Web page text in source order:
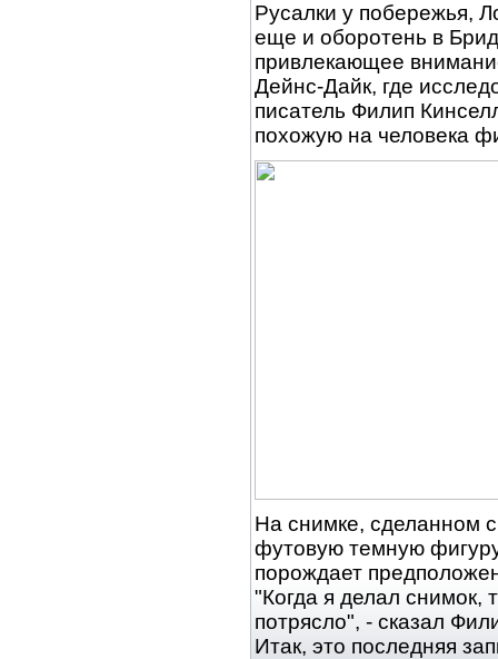
Русалки у побережья,
еще и оборотень в
привлекающее
Дейнс-Дайк, где
писатель Филип
похожую на человека
На снимке, сделанном
футовую темную
порождает
"Когда я делал снимок,
потрясло", - сказал
Итак, это последняя